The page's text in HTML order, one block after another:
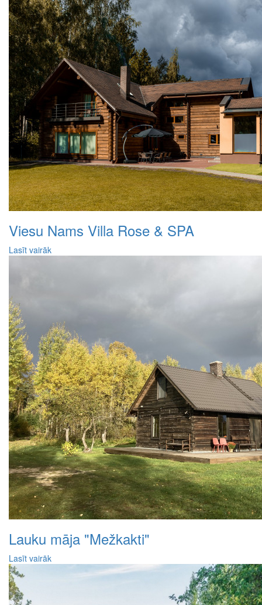
Viesu Nams Villa Rose & SPA
Lasīt vairāk
Lauku māja "Mežkakti"
Lasīt vairāk